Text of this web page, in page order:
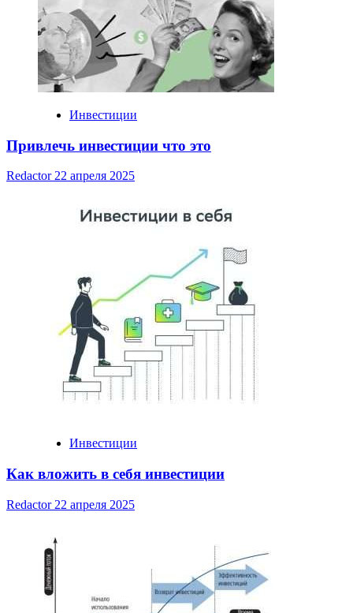
Инвестиции
Привлечь инвестиции что это
Redactor22 апреля 2025
Инвестиции
Как вложить в себя инвестиции
Redactor 22 апреля 2025